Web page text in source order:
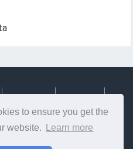
to ensure you get the
website.
Learn more